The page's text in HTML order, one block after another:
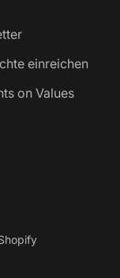
einreichen
on Values